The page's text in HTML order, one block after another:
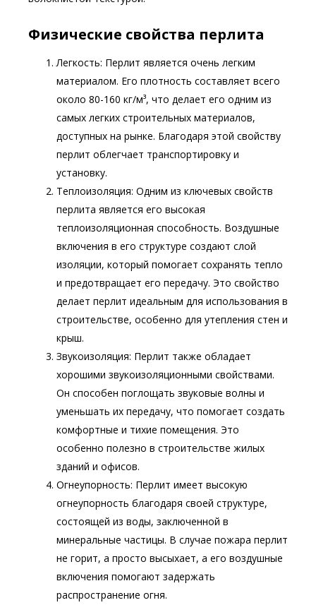
Физические свойства перлита
Легкость: Перлит является очень легким
материалом. Его плотность составляет всего
около 80-160 кг/м³, что делает его одним из
самых легких строительных материалов,
доступных на рынке. Благодаря этой свойству
перлит облегчает транспортировку и
установку.
Теплоизоляция: Одним из ключевых свойств
перлита является его высокая
теплоизоляционная способность. Воздушные
включения в его структуре создают слой
изоляции, который помогает сохранять тепло
и предотвращает его передачу. Это свойство
делает перлит идеальным для использования в
строительстве, особенно для утепления стен и
крыш.
Звукоизоляция: Перлит также обладает
хорошими звукоизоляционными свойствами.
Он способен поглощать звуковые волны и
уменьшать их передачу, что помогает создать
комфортные и тихие помещения. Это
особенно полезно в строительстве жилых
зданий и офисов.
Огнеупорность: Перлит имеет высокую
огнеупорность благодаря своей структуре,
состоящей из воды, заключенной в
минеральные частицы. В случае пожара перлит
не горит, а просто высыхает, а его воздушные
включения помогают задержать
распространение огня.